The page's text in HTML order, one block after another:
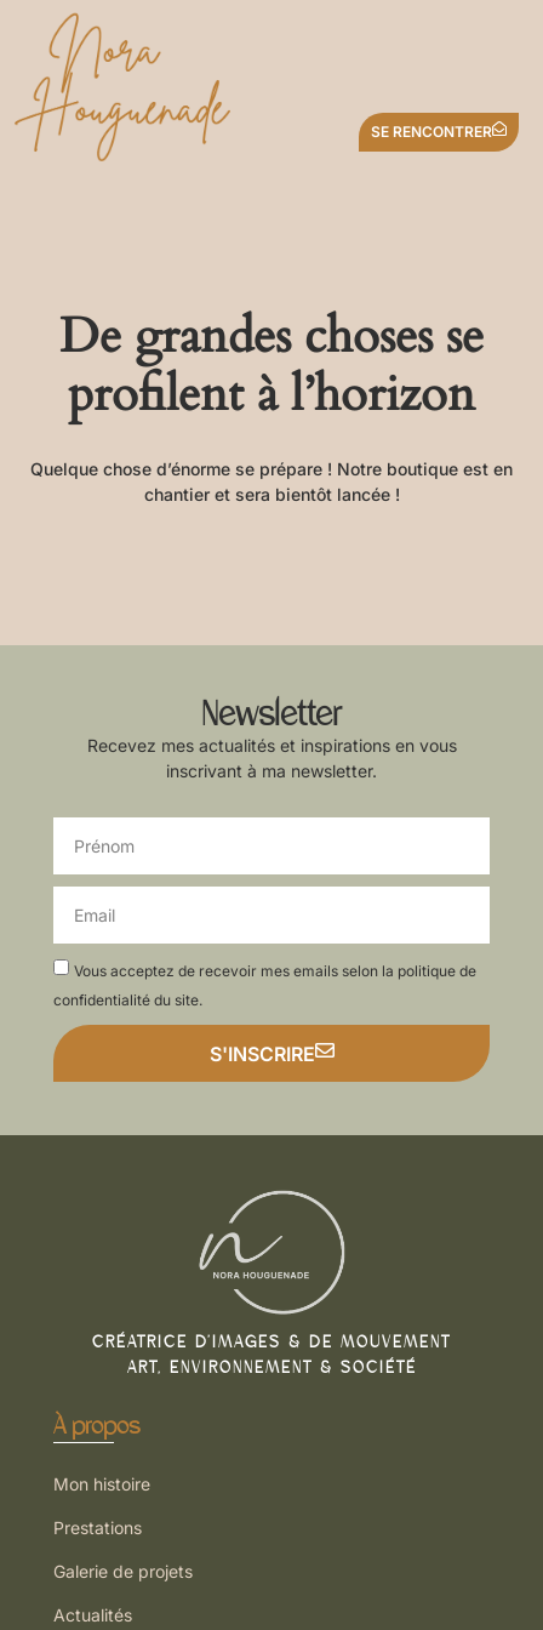
SE RENCONTRER
De grandes choses se
profilent à l’horizon
Quelque chose d’énorme se prépare ! Notre boutique est en
chantier et sera bientôt lancée !
Newsletter
Recevez mes actualités et inspirations en vous
inscrivant à ma newsletter.
Vous acceptez de recevoir mes emails selon la politique de
confidentialité du site.​
S'INSCRIRE
CRÉATRICE D’IMAGES & DE MOUVEMENT
ART, ENVIRONNEMENT & SOCIÉTÉ
À propos
Mon histoire
Prestations
Galerie de projets
Actualités